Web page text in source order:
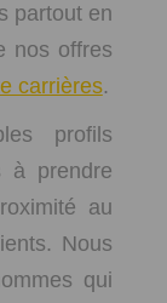
partout en
nos offres
carrières.
profils
à prendre
au
Nous
qui